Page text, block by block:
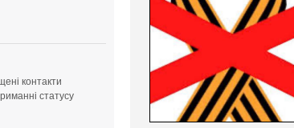
контакти
статусу